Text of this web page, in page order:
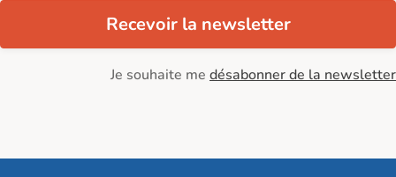
Recevoir la newsletter
Je souhaite me désabonner de la newsletter